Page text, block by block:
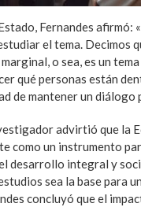
Fernandes afirmó:
el tema. Decimos
o sea, es un
qué personas están
de mantener un
advirtió que la
como un instrumento
desarrollo integral y
sea la base para
concluyó que el